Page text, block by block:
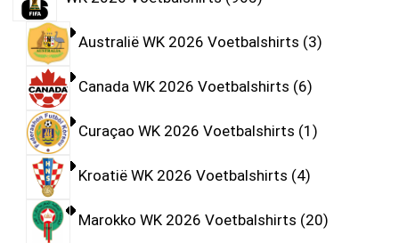
Australië WK 2026 Voetbalshirts 3
Canada WK 2026 Voetbalshirts 6
Curaçao WK 2026 Voetbalshirts 1
Kroatië WK 2026 Voetbalshirts 4
Marokko WK 2026 Voetbalshirts 20